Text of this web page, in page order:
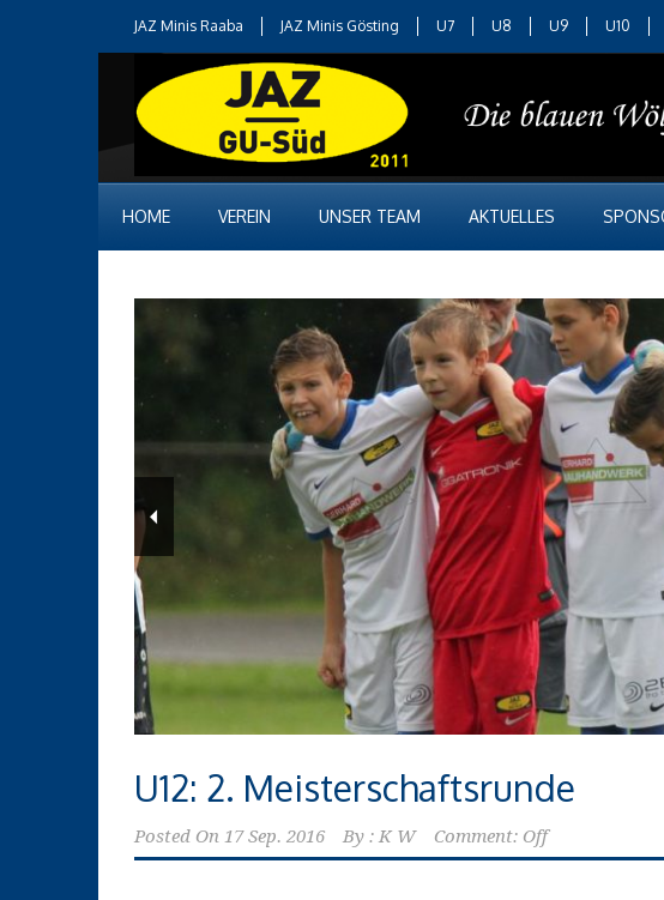
JAZ Minis Raaba JAZ Minis Gösting U7 U8 U9 U10
HOME VEREIN UNSER TEAM AKTUELLES
U12: 2. Meisterschaftsrunde
Posted On 17 Sep. 2016 By : K W Comment: Off